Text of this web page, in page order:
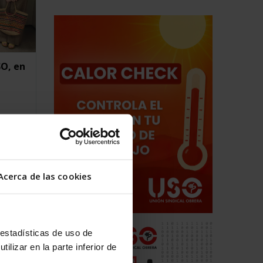
de las cookies
de uso de
en la parte inferior de
en